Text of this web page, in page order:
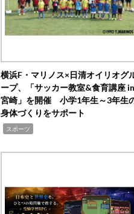
横浜F・マリノス×日清オイリオグ
ープ、「サッカー教室&食育講座 in
宮崎」を開催 小学1年生～3年生
身体づくりをサポート
スポーツ